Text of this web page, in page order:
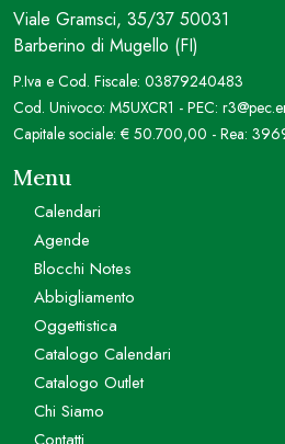
Viale Gramsci, 35/37 50031
Barberino di Mugello (FI)
P.Iva e Cod. Fiscale: 03879240483
Cod. Univoco: M5UXCR1 - PEC:
Capitale sociale: € 50.700,00 - Rea:
Menu
Calendari
Agende
Blocchi Notes
Abbigliamento
Oggettistica
Catalogo Calendari
Catalogo Outlet
Chi Siamo